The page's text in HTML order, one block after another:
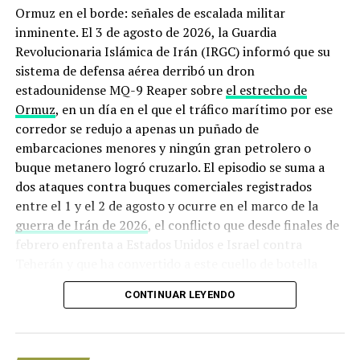
problemas de liquidez”.
Fue el 27 de junio de 2019 cuando el presidente Andrés
Manuel López Obrador anunció la firma de un acuerdo
con 23 bancos nacionales e internacionales para
renovar líneas de crédito revolventes por 8 mil millones
de dólares para Pemex y presumió que eso mostraba la
confianza extranjera.
Firmamos un acuerdo de
refinanciamiento para
renovar líneas de crédito
revolventes por 8 mil
millones de dólares, con
tasas de interés más bajas
Ormuz en el borde: señales de escalada militar
inminente. El 3 de agosto de 2026, la Guardia
Revolucionaria Islámica de Irán (IRGC) informó que su
sistema de defensa aérea derribó un dron
estadounidense MQ-9 Reaper sobre el estrecho de
Ormuz, en un día en el que el tráfico marítimo por ese
corredor se redujo a apenas un puñado de
embarcaciones menores y ningún gran petrolero o
buque metanero logró cruzarlo. El episodio se suma a
dos ataques contra buques comerciales registrados
entre el 1 y el 2 de agosto y ocurre en el marco de la
guerra de Irán de 2026, el conflicto que desde finales de
febrero enfrenta a Estados Unidos e Israel contra
marítimo en uno de los puntos más peligrosos del
Origen de la crisis: de los ataques
CONTINUAR LEYENDO